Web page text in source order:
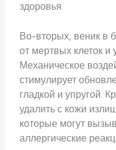
здоровья.
Во-вторых, веник в
от мертвых клеток и
Механическое
стимулирует
гладкой и упругой.
удалить с кожи
которые могут
аллергические